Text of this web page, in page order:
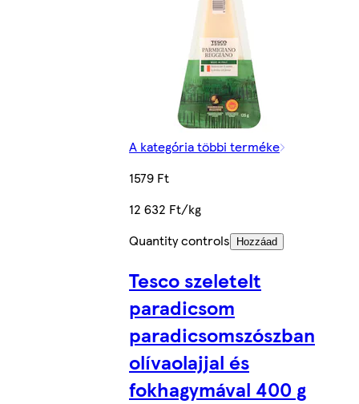
A kategória többi terméke
1579 Ft
12 632 Ft/kg
Quantity controls
Hozzáad
Tesco szeletelt
paradicsom
paradicsomszószban
olívaolajjal és
fokhagymával 400 g